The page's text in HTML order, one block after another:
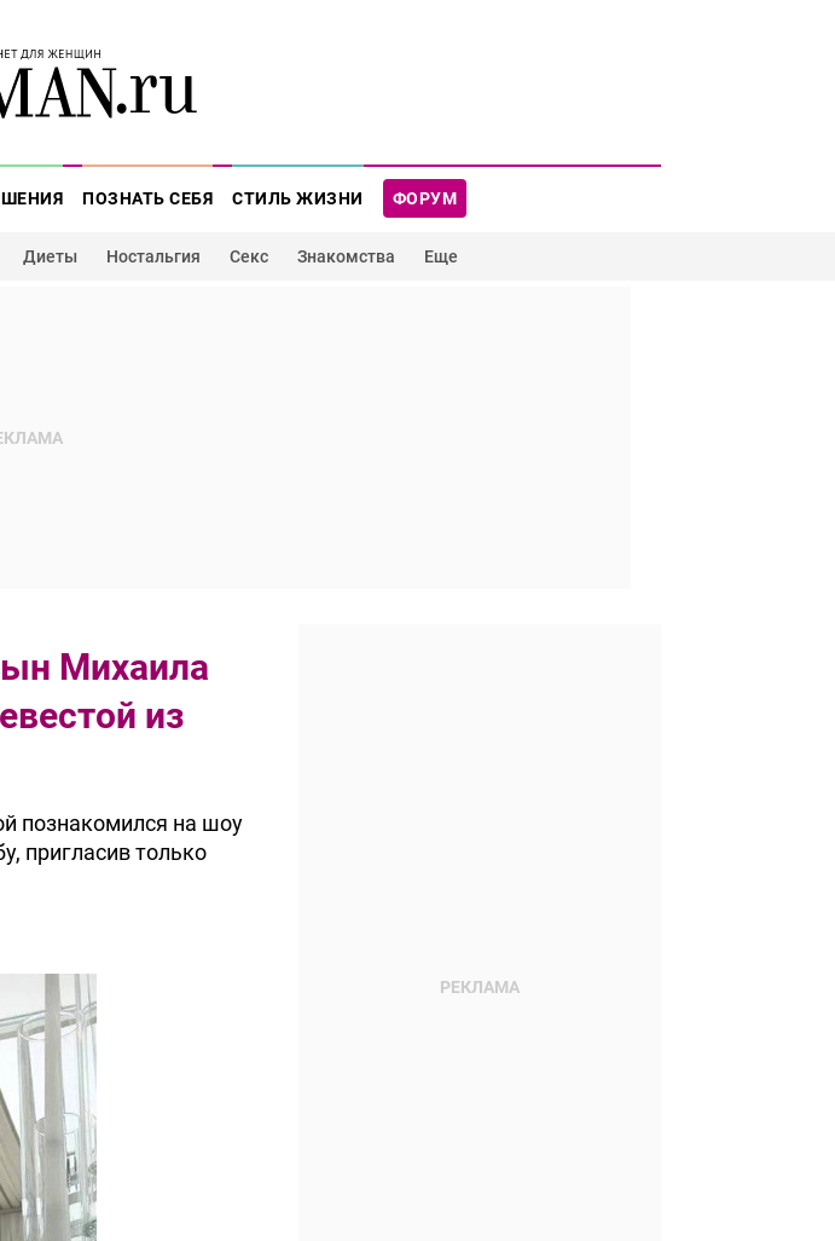
ФОРУМ
ПОЗНАТЬ СЕБЯ СТИЛЬ ЖИЗНИ
Диеты Ностальгия Секс Знакомства Еще
Михаила
из
познакомился на шоу
пригласив только